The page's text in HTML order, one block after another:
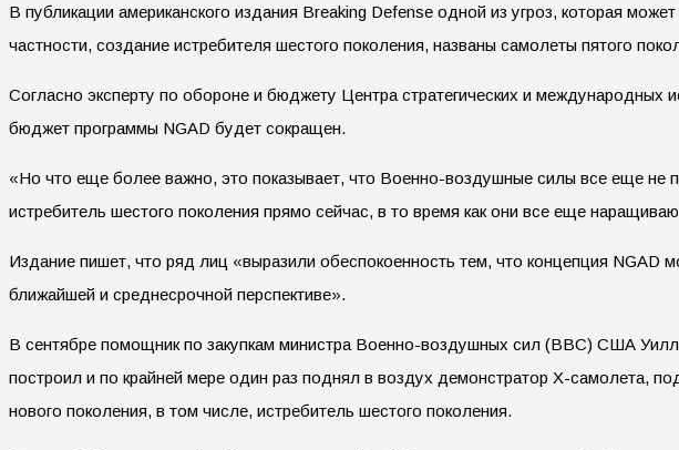
В публикации американского издания Breaking Defense одной из угроз, которая
частности, создание истребителя шестого поколения, названы самолеты пятого
Согласно эксперту по обороне и бюджету Центра стратегических и
бюджет программы NGAD будет сокращен.
«Но что еще более важно, это показывает, что Военно-воздушные силы все еще не
истребитель шестого поколения прямо сейчас, в то время как они все еще
Издание пишет, что ряд лиц «выразили обеспокоенность тем, что концепция
ближайшей и среднесрочной перспективе».
В сентябре помощник по закупкам министра Военно-воздушных сил (ВВС) США Уилл
построил и по крайней мере один раз поднял в воздух демонстратор Х-самолета,
нового поколения, в том числе, истребитель шестого поколения.